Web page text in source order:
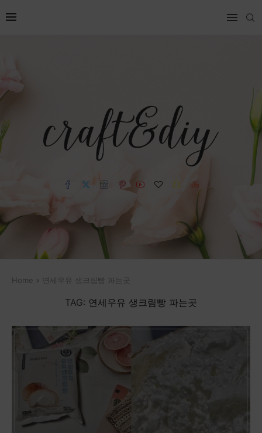
Home » 연세우유 생크림빵 파는곳
TAG: 연세우유 생크림빵 파는곳